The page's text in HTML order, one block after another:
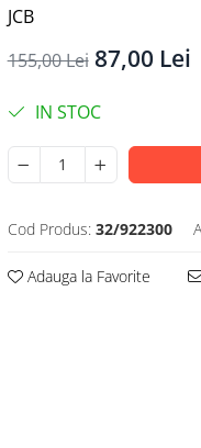
JCB
155,00 Lei 87,00 Lei
IN STOC
Cod Produs: 32/922300
Adauga la Favorite